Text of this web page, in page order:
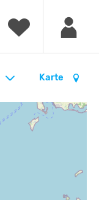
Karte